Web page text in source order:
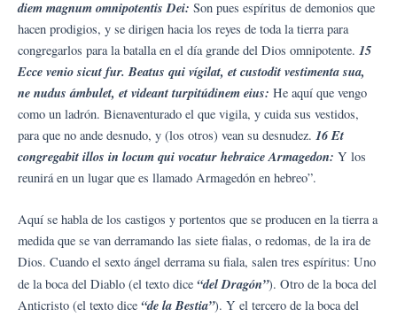
diem magnum omnipotentis Dei: Son pues espíritus de demonios que
hacen prodigios, y se dirigen hacia los reyes de toda la tierra para
congregarlos para la batalla en el día grande del Dios omnipotente. 15
Ecce venio sicut fur. Beatus qui vígilat, et custodit vestimenta sua,
ne nudus ámbulet, et videant turpitúdinem eius: He aquí que vengo
como un ladrón. Bienaventurado el que vigila, y cuida sus vestidos,
para que no ande desnudo, y (los otros) vean su desnudez. 16 Et
congregabit illos in locum qui vocatur hebraice Armagedon: Y los
reunirá en un lugar que es llamado Armagedón en hebreo”.
Aquí se habla de los castigos y portentos que se producen en la tierra a
medida que se van derramando las siete fialas, o redomas, de la ira de
Dios. Cuando el sexto ángel derrama su fiala, salen tres espíritus: Uno
de la boca del Diablo (el texto dice “del Dragón”). Otro de la boca del
Anticristo (el texto dice “de la Bestia”). Y el tercero de la boca del